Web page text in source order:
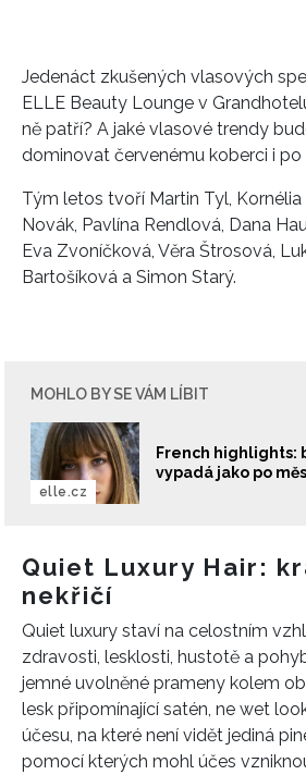
Jedenáct zkušených vlasových
ELLE Beauty Lounge v
ně patří? A jaké vlasové trendy
dominovat červenému koberci i
Tým letos tvoří Martin Tyl,
Novák, Pavlína Rendlová, Dana
Eva Zvoníčková, Věra Štrosová,
Bartošíková a Simon Starý.
MOHLO BY SE VÁM LÍBIT
French highlights:
vypadá jako po
elle.cz
Quiet Luxury Hair:
nekřičí
Quiet luxury staví na celostním
zdravosti, lesklosti, hustotě a
jemné uvolněné prameny kolem
lesk připomínající satén, ne wet
účesu, na které není vidět jediná
pomocí kterých mohl účes